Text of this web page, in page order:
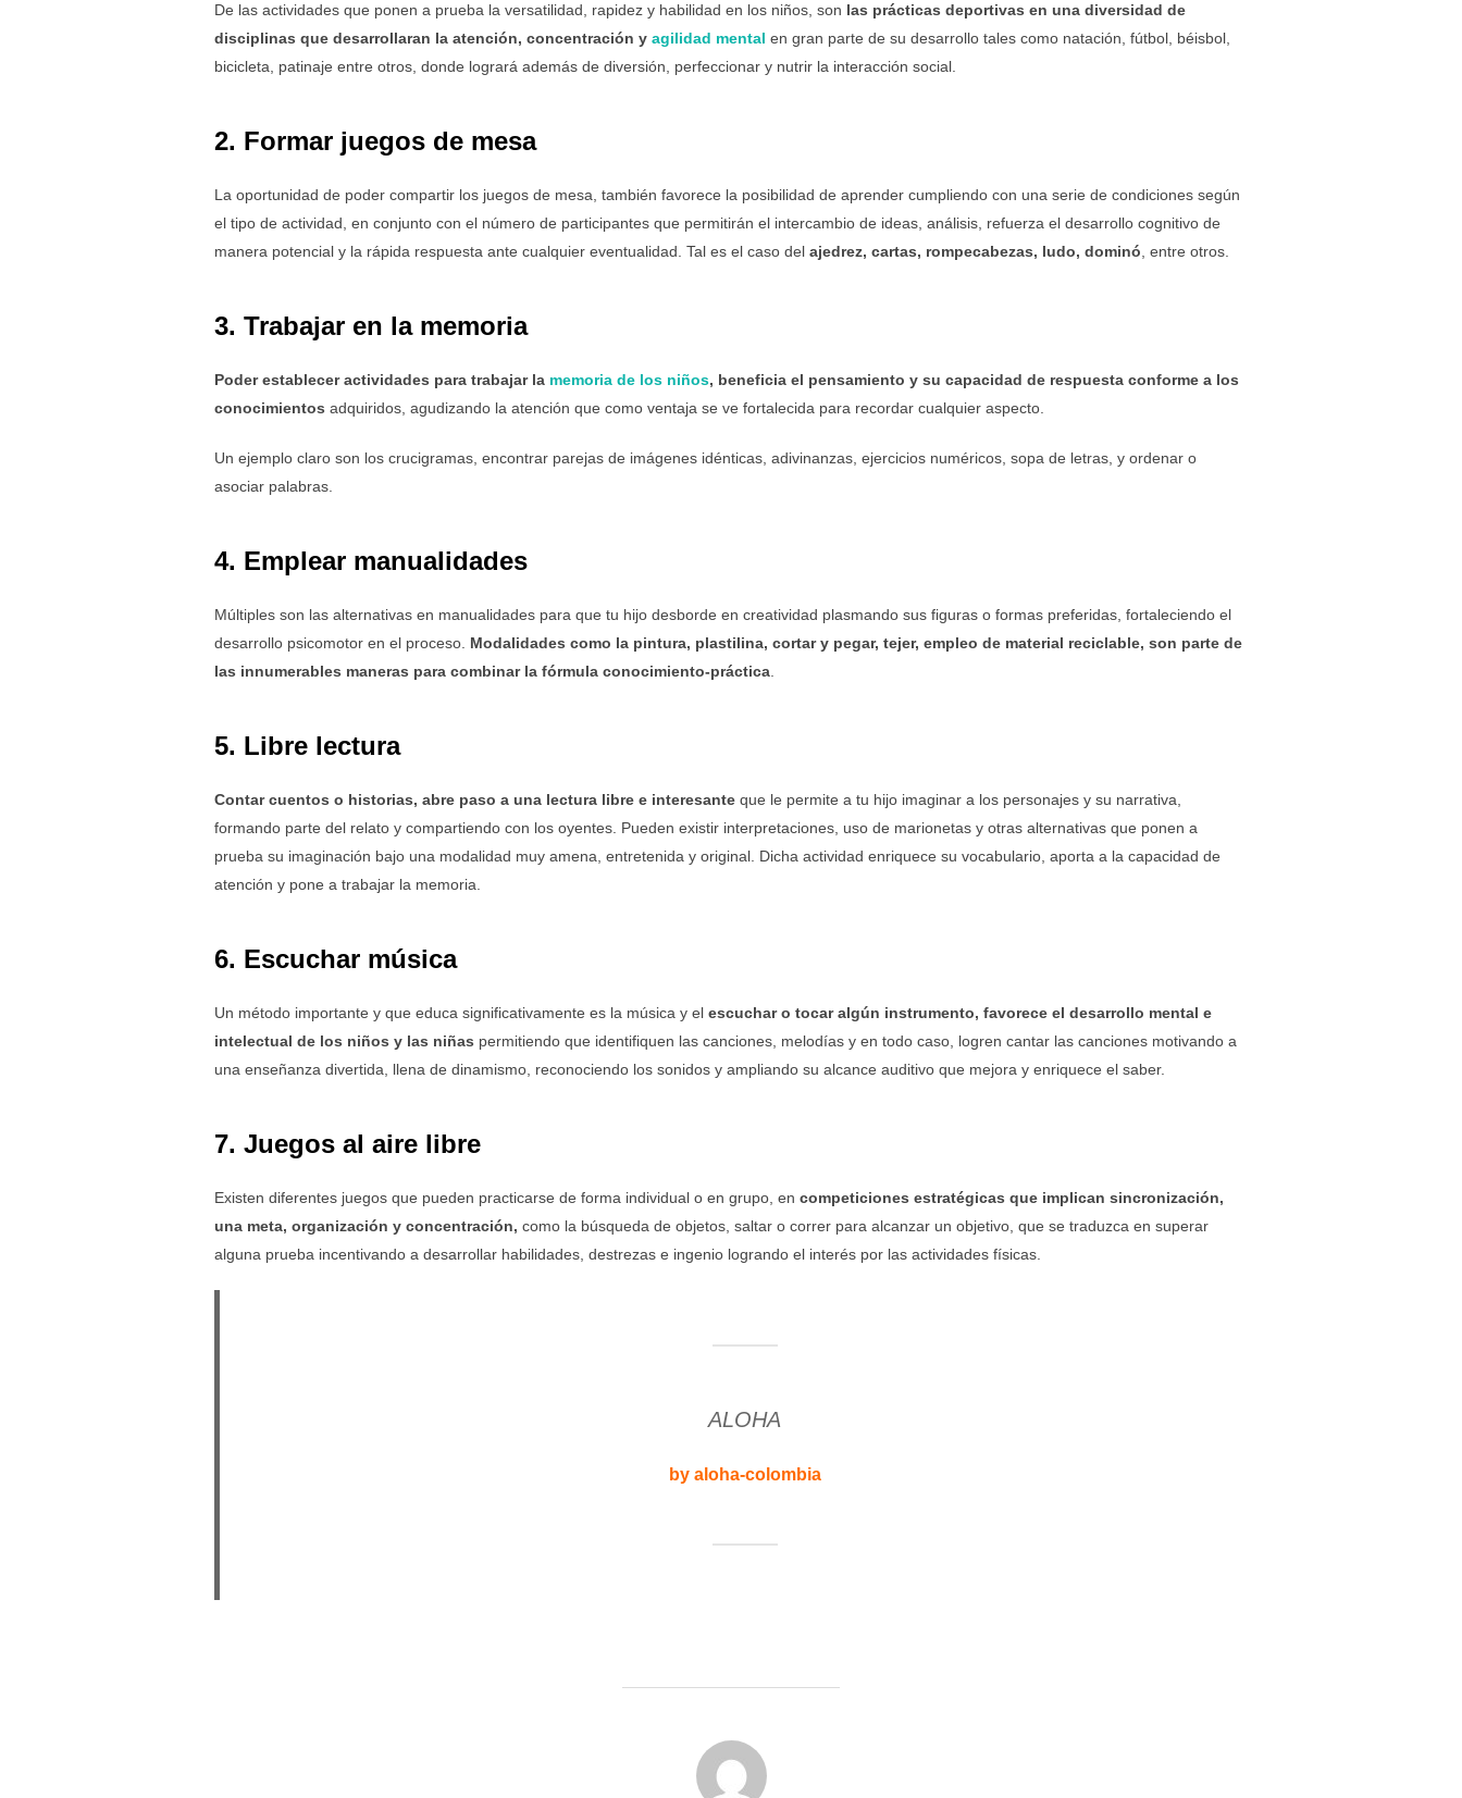
De las actividades que ponen a prueba la versatilidad, rapidez y habilidad en los niños, son las prácticas deportivas en una diversidad de
disciplinas que desarrollaran la atención, concentración y agilidad mental en gran parte de su desarrollo tales como natación, fútbol, béisbol,
bicicleta, patinaje entre otros, donde logrará además de diversión, perfeccionar y nutrir la interacción social.
2. Formar juegos de mesa
La oportunidad de poder compartir los juegos de mesa, también favorece la posibilidad de aprender cumpliendo con una serie de condiciones según
el tipo de actividad, en conjunto con el número de participantes que permitirán el intercambio de ideas, análisis, refuerza el desarrollo cognitivo de
manera potencial y la rápida respuesta ante cualquier eventualidad. Tal es el caso del ajedrez, cartas, rompecabezas, ludo, dominó, entre otros.
3. Trabajar en la memoria
Poder establecer actividades para trabajar la memoria de los niños, beneficia el pensamiento y su capacidad de respuesta conforme a los
conocimientos adquiridos, agudizando la atención que como ventaja se ve fortalecida para recordar cualquier aspecto.
Un ejemplo claro son los crucigramas, encontrar parejas de imágenes idénticas, adivinanzas, ejercicios numéricos, sopa de letras, y ordenar o
asociar palabras.
4. Emplear manualidades
Múltiples son las alternativas en manualidades para que tu hijo desborde en creatividad plasmando sus figuras o formas preferidas, fortaleciendo el
desarrollo psicomotor en el proceso. Modalidades como la pintura, plastilina, cortar y pegar, tejer, empleo de material reciclable, son parte de
las innumerables maneras para combinar la fórmula conocimiento-práctica.
5. Libre lectura
Contar cuentos o historias, abre paso a una lectura libre e interesante que le permite a tu hijo imaginar a los personajes y su narrativa,
formando parte del relato y compartiendo con los oyentes. Pueden existir interpretaciones, uso de marionetas y otras alternativas que ponen a
prueba su imaginación bajo una modalidad muy amena, entretenida y original. Dicha actividad enriquece su vocabulario, aporta a la capacidad de
atención y pone a trabajar la memoria.
6. Escuchar música
Un método importante y que educa significativamente es la música y el escuchar o tocar algún instrumento, favorece el desarrollo mental e
intelectual de los niños y las niñas permitiendo que identifiquen las canciones, melodías y en todo caso, logren cantar las canciones motivando a
una enseñanza divertida, llena de dinamismo, reconociendo los sonidos y ampliando su alcance auditivo que mejora y enriquece el saber.
7. Juegos al aire libre
Existen diferentes juegos que pueden practicarse de forma individual o en grupo, en competiciones estratégicas que implican sincronización,
una meta, organización y concentración, como la búsqueda de objetos, saltar o correr para alcanzar un objetivo, que se traduzca en superar
alguna prueba incentivando a desarrollar habilidades, destrezas e ingenio logrando el interés por las actividades físicas.
ALOHA
by aloha-colombia
AUTOR DE LA ENTRADA